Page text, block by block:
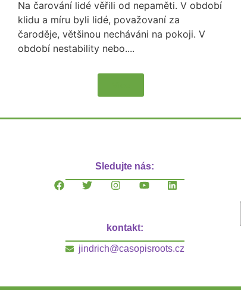
Na čarování lidé věřili od nepaměti. V období
klidu a míru byli lidé, považovaní za
čaroděje, většinou necháváni na pokoji. V
období nestability nebo....
Sledujte nás:
kontakt:
jindrich@casopisroots.cz